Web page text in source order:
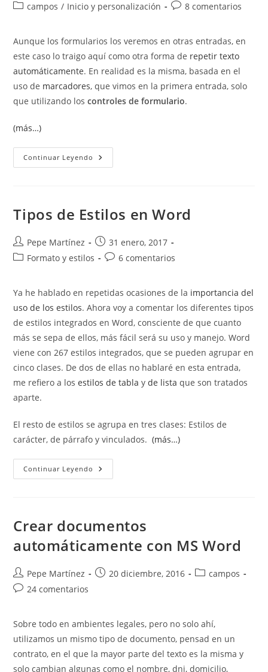
de
de
la
Categoría
entrada:
campos / Inicio y personalización
Comentarios
entrada:
8 comentarios
Aunque los formularios los veremos en otras entradas, en
este caso lo traigo aquí como otra forma de repetir texto
automáticamente. En realidad es la misma, basada en el
uso de marcadores, que vimos en la primera entrada, solo
que utilizando loscontroles de formulario.
(más…)
Continuar Leyendo Insertar
Controles
Con
El
Tipos de Estilos en Word
Autor
de
Pepe Martínez
Publicación
de
31 enero, 2017
Categoría
entrada:
Formato y estilos
Comentarios
entrada:
6 comentarios
Ya he hablado en repetidas ocasiones de la importancia del
uso de los estilos. Ahora voy a comentar los diferentes tipos
de estilos integrados en Word, consciente de que cuanto
más se sepa de ellos, más fácil será su uso y manejo. Word
viene con 267 estilos integrados, que se pueden agrupar en
cinco clases. De dos de ellas no hablaré en esta entrada,
me refiero a losestilos de tabla yde lista que son tratados
aparte.
El resto de estilos se agrupa en tres clases: Estilos de
carácter, de párrafo y vinculados.(más…)
Continuar Leyendo Tipos
De
Crear documentos
automáticamente con MS Word
Autor
de
Pepe Martínez
Publicación
20 diciembre, 2016
Categoría
campos
Comentarios
entrada:
24 comentarios
Sobre todo en ambientes legales, pero no solo ahí,
utilizamos un mismo tipo de documento, pensad en un
contrato, en el que la mayor parte del texto es la misma y
solo cambian algunas como el nombre, dni, domicilio,